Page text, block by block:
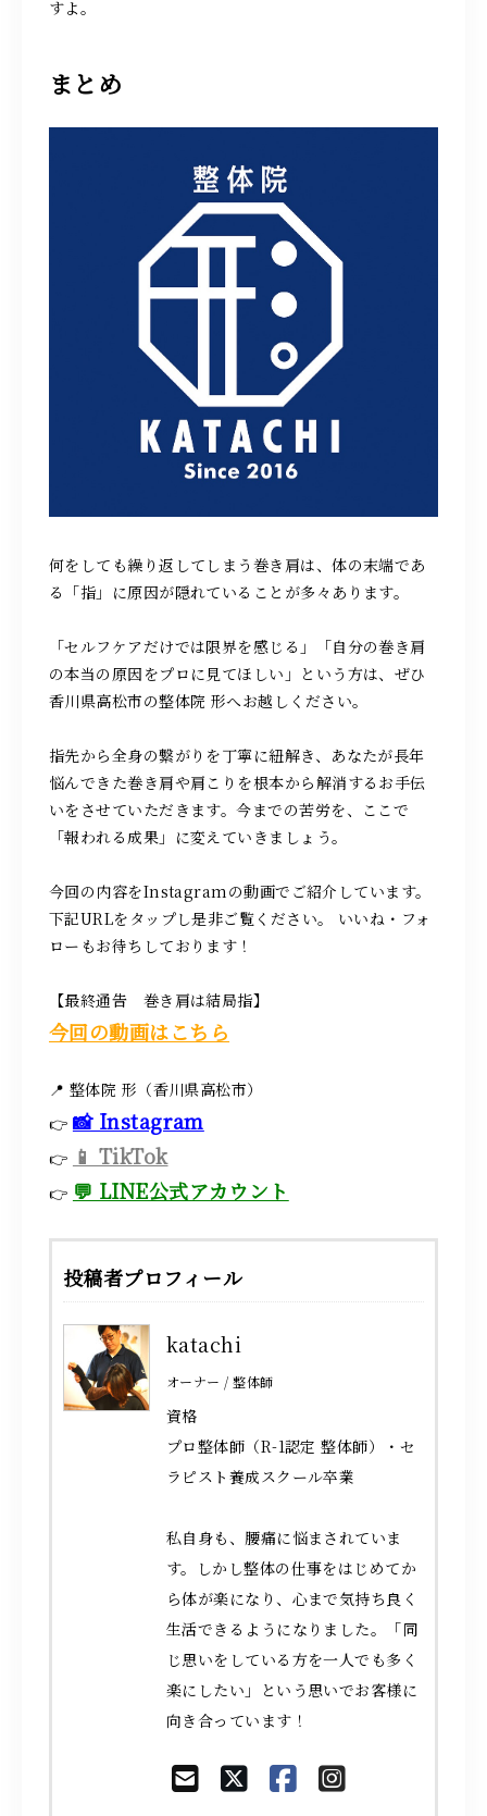
すよ。
まとめ
何をしても繰り返してしまう巻き肩は、体の末端であ
る「指」に原因が隠れていることが多々あります。
「セルフケアだけでは限界を感じる」「自分の巻き肩
の本当の原因をプロに見てほしい」という方は、ぜひ
香川県高松市の整体院 形へお越しください。
指先から全身の繋がりを丁寧に紐解き、あなたが長年
悩んできた巻き肩や肩こりを根本から解消するお手伝
いをさせていただきます。今までの苦労を、ここで
「報われる成果」に変えていきましょう。
今回の内容をInstagramの動画でご紹介しています。
下記URLをタップし是非ご覧ください。 いいね・フォ
ローもお待ちしております！
【最終通告 巻き肩は結局指】
今回の動画はこちら
📍 整体院 形（香川県高松市）
👉 📸 Instagram
👉 📱 TikTok
👉 💬 LINE公式アカウント
投稿者プロフィール
katachi
オーナー / 整体師
資格
プロ整体師（R-1認定 整体師）・セ
ラピスト養成スクール卒業
私自身も、腰痛に悩まされていま
す。しかし整体の仕事をはじめてか
ら体が楽になり、心まで気持ち良く
生活できるようになりました。「同
じ思いをしている方を一人でも多く
楽にしたい」という思いでお客様に
向き合っています！